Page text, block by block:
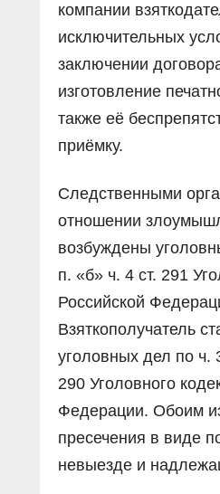
компании
исключительных
заключении
изготовление
также её
приёмку.
Следственными
отношении
возбуждены
п. «б» ч. 4 ст. 291
Российской
Взяткополучатель
уголовных дел по ч.
290 Уголовного
Федерации. Обоим
пресечения в виде
невыезде и